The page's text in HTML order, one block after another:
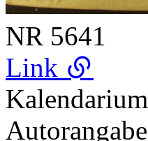
NR 5641
Link
Kalendarium
Autorangabe